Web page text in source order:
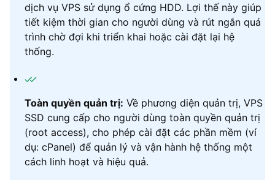
dịch vụ VPS sử dụng ổ cứng HDD. Lợi thế này giúp
tiết kiệm thời gian cho người dùng và rút ngắn quá
trình chờ đợi khi triển khai hoặc cài đặt lại hệ
thống.
Toàn quyền quản trị: Về phương diện quản trị, VPS
SSD cung cấp cho người dùng toàn quyền quản trị
(root access), cho phép cài đặt các phần mềm (ví
dụ: cPanel) để quản lý và vận hành hệ thống một
cách linh hoạt và hiệu quả.